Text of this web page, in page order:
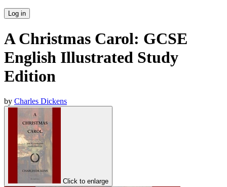
Log in
A Christmas Carol: GCSE
English Illustrated Study
Edition
by Charles Dickens
Click to enlarge